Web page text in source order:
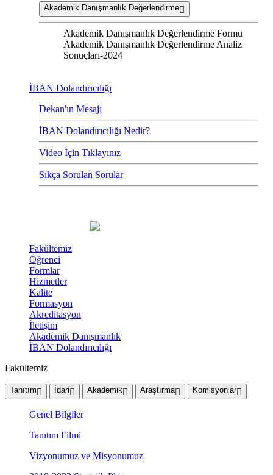
Akademik Danışmanlık Değerlendirme
Akademik Danışmanlık Değerlendirme Formu
Akademik Danışmanlık Değerlendirme Analiz
Sonuçları-2024
İBAN Dolandırıcılığı
Dekan'ın Mesajı
İBAN Dolandırıcılığı Nedir?
Video İçin Tıklayınız
Sıkça Sorulan Sorular
Fakültemiz
Öğrenci
Formlar
Hizmetler
Kalite
Formasyon
Akreditasyon
İletişim
Akademik Danışmanlık
İBAN Dolandırıcılığı
Fakültemiz
Tanıtım İdari Akademik Araştırma Komisyonlar
Genel Bilgiler
Tanıtım Filmi
Vizyonumuz ve Misyonumuz